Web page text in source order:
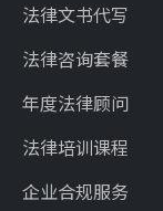
法律文书代写
法律咨询套餐
年度法律顾问
法律培训课程
企业合规服务